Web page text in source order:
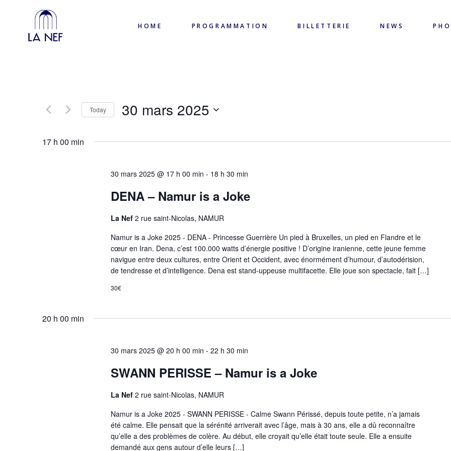
HOME PROGRAMMATION BILLETTERIE NEWS
Today 30 mars 2025
17 h 00 min
30 mars 2025 @ 17 h 00 min - 18 h 30 min
DENA – Namur is a Joke
La Nef 2 rue saint-Nicolas, NAMUR
Namur is a Joke 2025 - DENA - Princesse Guerrière Un pied à Bruxelles, un pied en Flandre et le
cœur en Iran. Dena, c’est 100.000 watts d’énergie positive ! D’origine iranienne, cette jeune femme
navigue entre deux cultures, entre Orient et Occident, avec énormément d’humour, d’autodérision,
de tendresse et d’intelligence. Dena est stand-uppeuse multifacette. Elle joue son spectacle, fait […]
30€
20 h 00 min
30 mars 2025 @ 20 h 00 min - 22 h 30 min
SWANN PERISSE – Namur is a Joke
La Nef 2 rue saint-Nicolas, NAMUR
Namur is a Joke 2025 - SWANN PERISSE - Calme Swann Périssé, depuis toute petite, n’a jamais
été calme. Elle pensait que la sérénité arriverait avec l’âge, mais à 30 ans, elle a dû reconnaître
qu’elle a des problèmes de colère. Au début, elle croyait qu’elle était toute seule. Elle a ensuite
demandé aux gens autour d’elle leurs […]